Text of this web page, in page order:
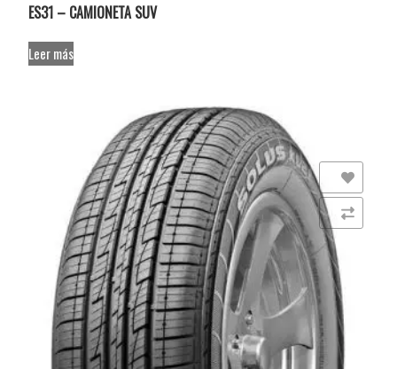
ES31 – CAMIONETA SUV
Leer más
Comparar
Añadir a la lista de deseos